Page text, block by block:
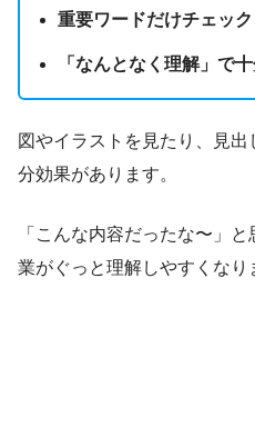
重要ワードだけチェック
「なんとなく理解」で
図やイラストを見たり、見
分効果があります。
「こんな内容だったな〜」
業がぐっと理解しやすくなり